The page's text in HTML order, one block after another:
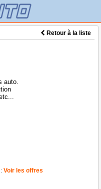
Retour à la liste
auto.
Voir les offres